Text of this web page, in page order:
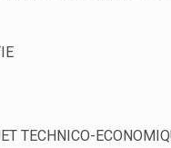
TECHNICO-